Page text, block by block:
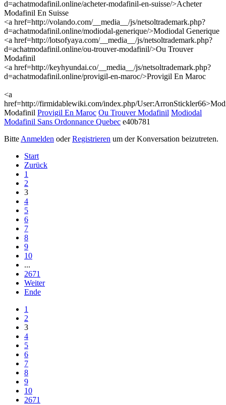
d=achatmodafinil.online/acheter-modafinil-en-suisse/>Acheter
Modafinil En Suisse
<a href=http://volando.com/__media__/js/netsoltrademark.php?
d=achatmodafinil.online/modiodal-generique/>Modiodal Generique
<a href=http://lotsofyaya.com/__media__/js/netsoltrademark.php?
d=achatmodafinil.online/ou-trouver-modafinil/>Ou Trouver
Modafinil
<a href=http://keyhyundai.co/__media__/js/netsoltrademark.php?
d=achatmodafinil.online/provigil-en-maroc/>Provigil En Maroc
<a
href=http://firmidablewiki.com/index.php/
Modafinil Provigil En Maroc Ou Trouver Modafinil Modiodal
Modafinil Sans Ordonnance Quebec e40b781
Bitte Anmelden oderRegistrieren um der Konversation beizutreten.
Start
Zurück
1
2
3
4
5
6
7
8
9
10
...
2671
Weiter
Ende
1
2
3
4
5
6
7
8
9
10
2671